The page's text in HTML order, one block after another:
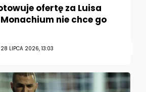
ofertę za Luisa
nie chce go
LIPCA 2026, 13:03